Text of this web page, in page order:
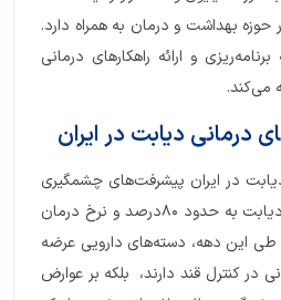
بهداشت و درمان به همراه دارد.
و ارائه راهکارهای درمانی
می‌کند.
درمانی دیابت در ایران
در ایران پیشرفت‌های چشمگیری
داشته است. نرخ تشخیص دیابت به حدود ۸۰درصد و نرخ درمان
طی این دهه، دسته‌های دارویی عرضه
در کنترل قند دارند، بلکه بر عوارض